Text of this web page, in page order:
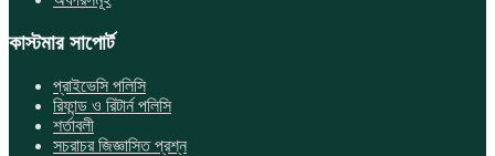
কাস্টমার সাপোর্ট
প্রাইভেসি পলিসি
রিফান্ড ও রিটার্ন পলিসি
শর্তাবলী
সচরাচর জিজ্ঞাসিত প্রশ্ন